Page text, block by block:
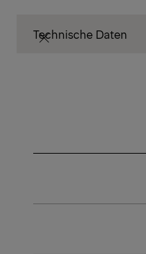
Technische Daten